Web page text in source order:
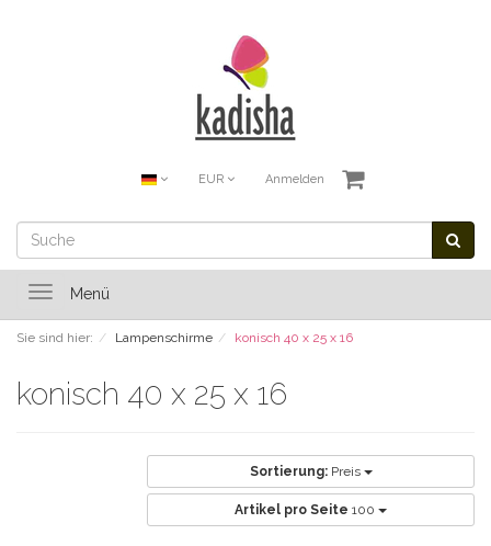
EUR Anmelden
ToggleMenü
Sie sind hier: Lampenschirme konisch 40 x 25 x 16
konisch 40 x 25 x 16
Sortierung: Preis
Artikel pro Seite 100